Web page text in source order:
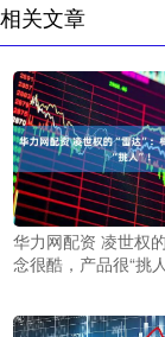
相关文章
华力网配资 凌世权
念很酷，产品很“挑人